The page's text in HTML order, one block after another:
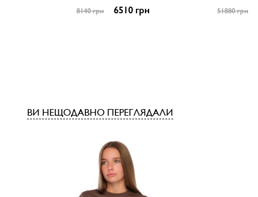
8140 грн 6510 грн 51880 грн
ВИ НЕЩОДАВНО ПЕРЕГЛЯДАЛИ